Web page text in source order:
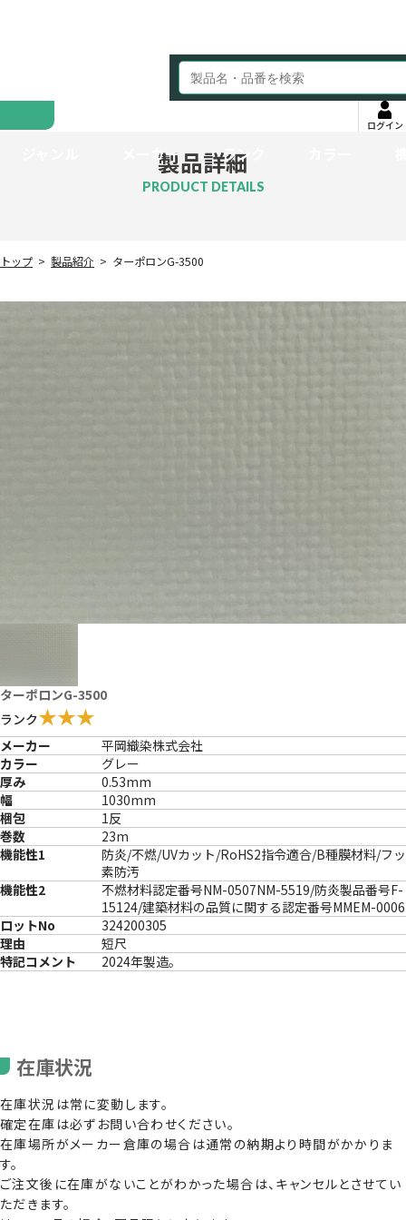
ログイン
メーカー ランク
製品詳細
PRODUCT DETAILS
トップ 製品紹介 ターポロンG-3500
ターポロンG-3500
ランク★★★
メーカー
平岡織染株式会社
カラー
グレー
厚み
0.53mm
幅
1030mm
梱包
1反
巻数
23m
機能性1
防炎/不燃/UVカット/RoHS2指令適合/B種膜材料/フッ
素防汚
機能性2
不燃材料認定番号NM-0507NM-5519/防炎製品番号F-
15124/建築材料の品質に関する認定番号MMEM-0006
ロットNo
324200305
理由
短尺
特記コメント
2024年製造。
在庫状況
在庫状況は常に変動します。
確定在庫は必ずお問い合わせください。
在庫場所がメーカー倉庫の場合は通常の納期より時間がかかりま
す。
ご注文後に在庫がないことがわかった場合は、キャンセルとさせてい
ただきます。